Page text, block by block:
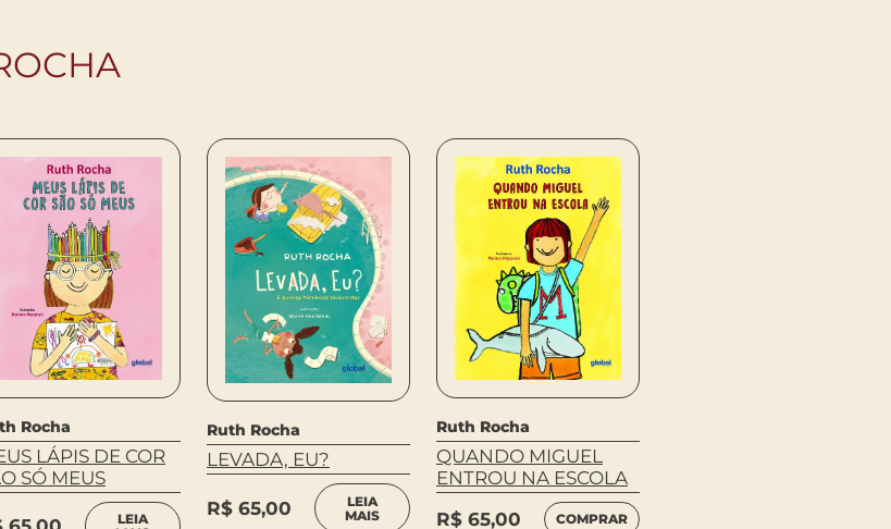
Rocha
LÁPIS DE COR
SÓ MEUS
LEIA
Ruth Rocha
LEVADA, EU?
R$ 65,00
LEIA
MAIS
Ruth Rocha
QUANDO MIGUEL
ENTROU NA ESCOLA
R$ 65,00 COMPRAR